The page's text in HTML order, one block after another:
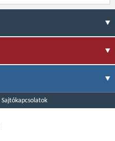
Sajtókapcsolatok